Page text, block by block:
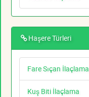
Haşere Türleri
Fare Sıçan İlaçlama
Kuş Biti İlaçlama